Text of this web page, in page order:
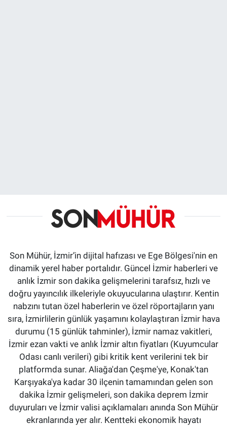
Son Mühür, İzmir’in dijital hafızası ve Ege Bölgesi'nin en
dinamik yerel haber portalıdır. Güncel İzmir haberleri ve
anlık İzmir son dakika gelişmelerini tarafsız, hızlı ve
doğru yayıncılık ilkeleriyle okuyucularına ulaştırır. Kentin
nabzını tutan özel haberlerin ve özel röportajların yanı
sıra, İzmirlilerin günlük yaşamını kolaylaştıran İzmir hava
durumu (15 günlük tahminler), İzmir namaz vakitleri,
İzmir ezan vakti ve anlık İzmir altın fiyatları (Kuyumcular
Odası canlı verileri) gibi kritik kent verilerini tek bir
platformda sunar. Aliağa'dan Çeşme'ye, Konak'tan
Karşıyaka'ya kadar 30 ilçenin tamamından gelen son
dakika İzmir gelişmeleri, son dakika deprem İzmir
duyuruları ve İzmir valisi açıklamaları anında Son Mühür
ekranlarında yer alır. Kentteki ekonomik hayatı